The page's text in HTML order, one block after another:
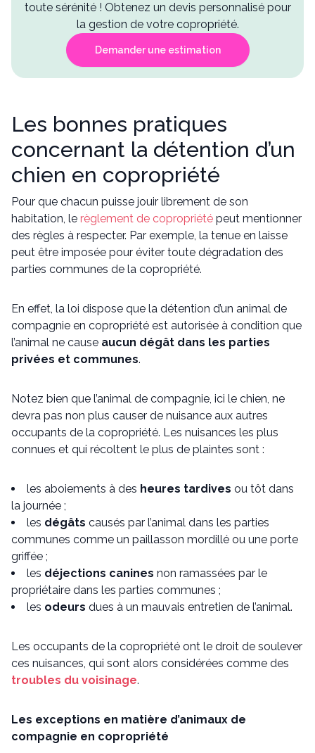
toute sérénité ! Obtenez un devis personnalisé pour
la gestion de votre copropriété.
Demander une estimation
Les bonnes pratiques
concernant la détention d’un
chien en copropriété
Pour que chacun puisse jouir librement de son
habitation, le règlement de copropriété peut mentionner
des règles à respecter. Par exemple, la tenue en laisse
peut être imposée pour éviter toute dégradation des
parties communes de la copropriété.
En effet, la loi dispose que la détention d’un animal de
compagnie en copropriété est autorisée à condition que
l’animal ne cause aucun dégât dans les parties
privées et communes.
Notez bien que l’animal de compagnie, ici le chien, ne
devra pas non plus causer de nuisance aux autres
occupants de la copropriété. Les nuisances les plus
connues et qui récoltent le plus de plaintes sont :
les aboiements à des heures tardives ou tôt dans
la journée ;
les dégâts causés par l’animal dans les parties
communes comme un paillasson mordillé ou une porte
griffée ;
les déjections canines non ramassées par le
propriétaire dans les parties communes ;
les odeurs dues à un mauvais entretien de l’animal.
Les occupants de la copropriété ont le droit de soulever
ces nuisances, qui sont alors considérées comme des
troubles du voisinage.
Les exceptions en matière d’animaux de
compagnie en copropriété